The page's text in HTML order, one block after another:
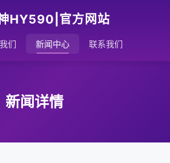
HY590|官方网站
们 新闻中心 联系我们
新闻详情